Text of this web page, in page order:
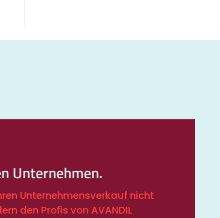
Unternehmen.
Unternehmensverkauf nicht
den Profis von AVANDIL